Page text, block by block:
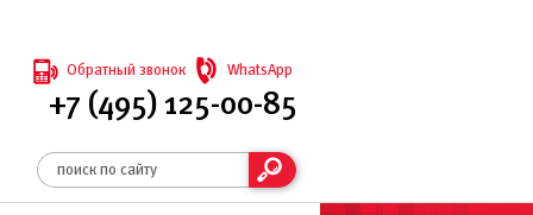
Обратный звонок WhatsApp
+7 (495) 125-00-85